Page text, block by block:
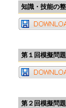
知識・技能の
第１回模擬問
第２回模擬問